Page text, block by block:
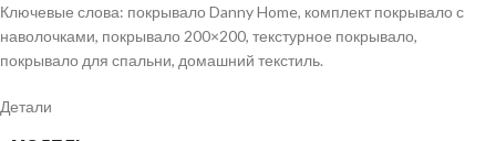
Ключевые слова: покрывало Danny Home, комплект покрывало с
наволочками, покрывало 200×200, текстурное покрывало,
покрывало для спальни, домашний текстиль.
Детали